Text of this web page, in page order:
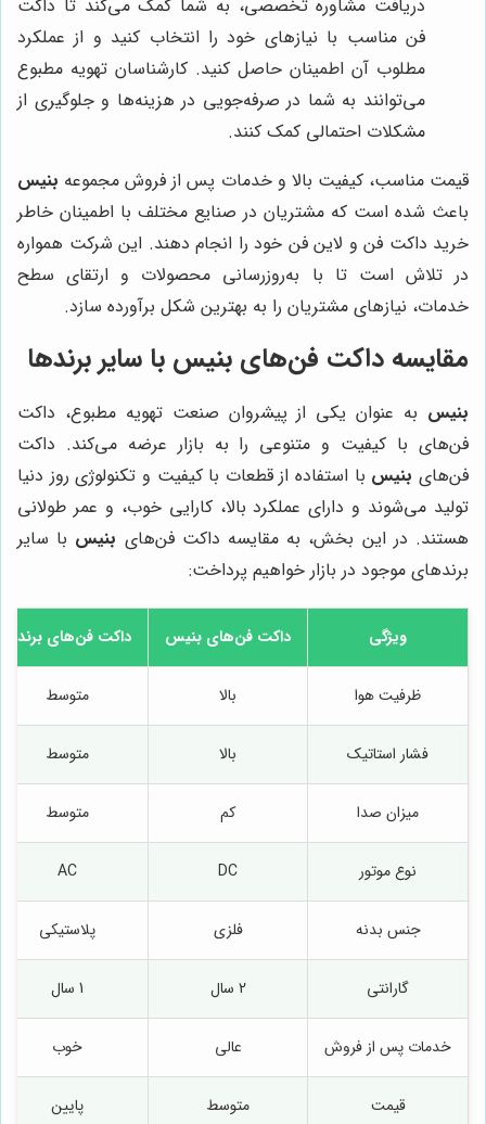
دریافت مشاوره تخصصی، به شما کمک می‌کند تا داکت
فن مناسب با نیازهای خود را انتخاب کنید و از عملکرد
مطلوب آن اطمینان حاصل کنید. کارشناسان تهویه مطبوع
می‌توانند به شما در صرفه‌جویی در هزینه‌ها و جلوگیری از
مشکلات احتمالی کمک کنند.
قیمت مناسب، کیفیت بالا و خدمات پس از فروش مجموعه بنیس
باعث شده است که مشتریان در صنایع مختلف با اطمینان خاطر
خرید داکت فن و لاین فن خود را انجام دهند. این شرکت همواره
در تلاش است تا با به‌روزرسانی محصولات و ارتقای سطح
خدمات، نیازهای مشتریان را به بهترین شکل برآورده سازد.
مقایسه داکت فن‌های بنیس با سایر برندها
بنیس به عنوان یکی از پیشروان صنعت تهویه مطبوع، داکت
فن‌های با کیفیت و متنوعی را به بازار عرضه می‌کند. داکت
فن‌های بنیس با استفاده از قطعات با کیفیت و تکنولوژی روز دنیا
تولید می‌شوند و دارای عملکرد بالا، کارایی خوب، و عمر طولانی
هستند. در این بخش، به مقایسه داکت فن‌های بنیس با سایر
برندهای موجود در بازار خواهیم پرداخت:
ویژگی داکت فن‌های بنیس داکت فن‌های برند X
ظرفیت هوا بالا متوسط
فشار استاتیک بالا متوسط
میزان صدا کم متوسط
نوع موتور DC
AC
جنس بدنه فلزی پلاستیکی
گارانتی 2 سال 1 سال
خدمات پس از فروش عالی خوب
قیمت متوسط پایین